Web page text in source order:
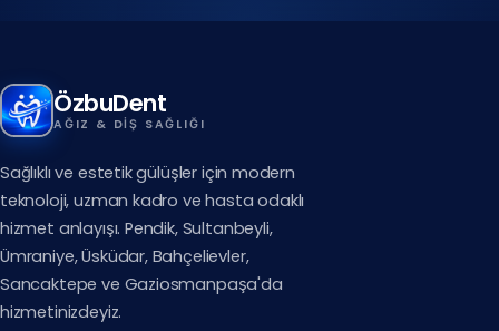
ÖzbuDent
AĞIZ & DIŞ SAĞLIĞI
Sağlıklı ve estetik gülüşler için modern
teknoloji, uzman kadro ve hasta odaklı
hizmet anlayışı. Pendik, Sultanbeyli,
Ümraniye, Üsküdar, Bahçelievler,
Sancaktepe ve Gaziosmanpaşa'da
hizmetinizdeyiz.